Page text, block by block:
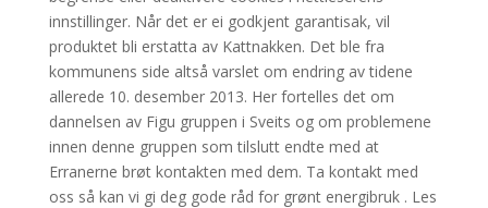
innstillinger. Når det er ei godkjent garantisak, vil
produktet bli erstatta av Kattnakken. Det ble fra
kommunens side altså varslet om endring av tidene
allerede 10. desember 2013. Her fortelles det om
dannelsen av Figu gruppen i Sveits og om problemene
innen denne gruppen som tilslutt endte med at
Erranerne brøt kontakten med dem. Ta kontakt med
oss så kan vi gi deg gode råd for grønt energibruk . Les